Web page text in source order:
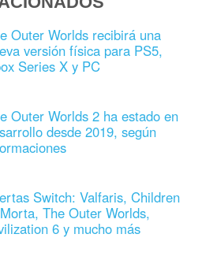
Outer Worlds recibirá una
versión física para PS5,
Series X y PC
Outer Worlds 2 ha estado en
desde 2019, según
Switch: Valfaris, Children
The Outer Worlds,
6 y mucho más